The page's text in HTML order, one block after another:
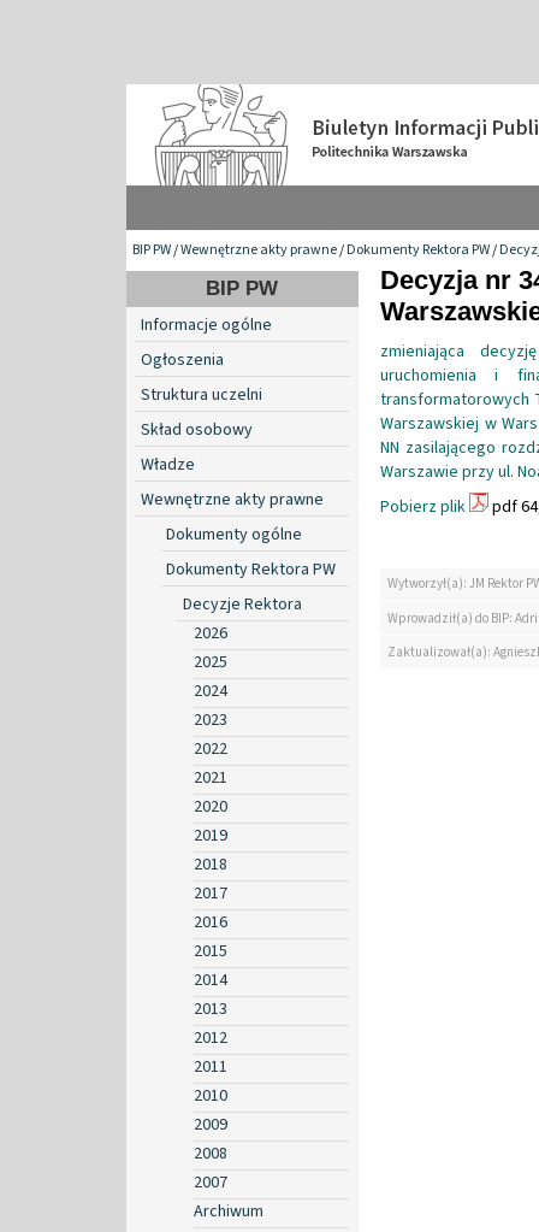
BIP PW/Wewnętrzne akty prawne/Dokumenty Rektora PW/
BIP PW
Informacje ogólne
Ogłoszenia
Struktura uczelni
Skład osobowy
Władze
Wewnętrzne akty prawne
Dokumenty ogólne
Dokumenty Rektora PW
Decyzje Rektora
2026
2025
2024
2023
2022
2021
2020
2019
2018
2017
2016
2015
2014
2013
2012
2011
2010
2009
2008
2007
Archiwum
Decyzja nr
zmieniająca
uruchomienia i
transformatorowych
Warszawskiej w
NN zasilającego
Warszawie przy ul.
Pobierz plik
pdf
Wytworzył(a): JM Rektor
Wprowadził(a) do BIP:
Zaktualizował(a):